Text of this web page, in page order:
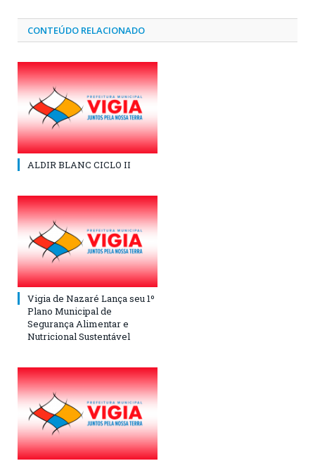
CONTEÚDO RELACIONADO
ALDIR BLANC CICLO II
Vigia de Nazaré Lança seu 1º
Plano Municipal de
Segurança Alimentar e
Nutricional Sustentável